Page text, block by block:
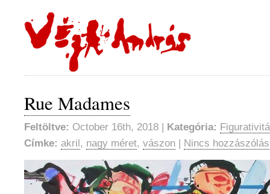
Rue Madames
Feltöltve: October 16th, 2018 | Kategória:
Címke: akril, nagy méret, vászon | Nincs